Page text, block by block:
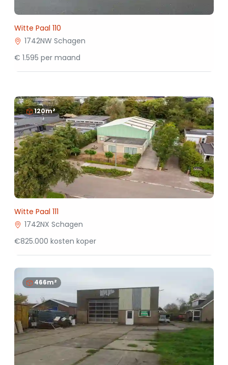
Witte Paal 110
1742NW Schagen
€ 1.595 per maand
120m²
Witte Paal 111
1742NX Schagen
€825.000 kosten koper
466m²